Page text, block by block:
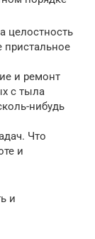
целостность
пристальное
и ремонт
с тыла
нибудь
Что
и
и